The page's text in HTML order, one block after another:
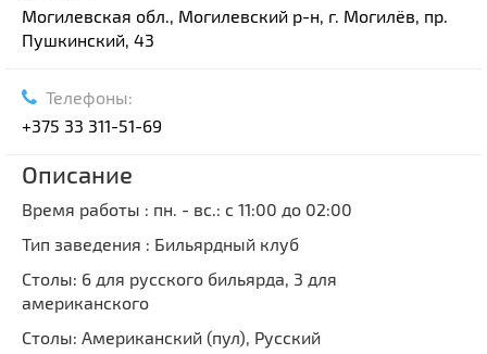
Могилевская обл., Могилевский р-н, г. Могилёв, пр.
Пушкинский, 43
Телефоны:
+375 33 311-51-69
Описание
Время работы : пн. - вс.: с 11:00 до 02:00
Тип заведения : Бильярдный клуб
Столы: 6 для русского бильярда, 3 для
американского
Столы: Американский (пул), Русский